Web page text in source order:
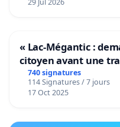
29 Jul 2026
« Lac-Mégantic :
citoyen avant une
de notre territoire »
740 signatures
114 Signatures / 7 jours
17 Oct 2025